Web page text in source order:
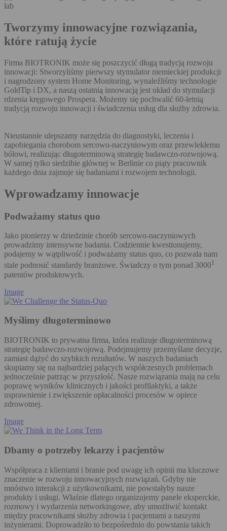
Tworzymy innowacyjne rozwiązania,
które ratują życie
Firma BIOTRONIK może się poszczycić długą tradycją rozwoju
innowacji: Stworzyliśmy pierwszy stymulator niemieckiej produkcji
i nagrodzony system Home Monitoring, wynaleźliśmy technologie
GoldTip i DX, a naszą ostatnią innowacją jest układ do stymulacji
rdzenia kręgowego Prospera. Możemy się pochwalić 60-letnią
tradycją rozwoju innowacji i świadczenia usług dla służby zdrowia.
Nieustannie ulepszamy narzędzia do diagnostyki, leczenia i
zapobiegania chorobom sercowo-naczyniowym oraz przewlekłemu
bólowi, realizując długoterminową strategię badawczo-rozwojową.
W samej tylko siedzibie głównej w Berlinie co piąty pracownik
każdego dnia zajmuje się badaniami i rozwojem technologii.
Wprowadzamy innowacje
Podważamy status quo
Jako pionierzy w dziedzinie chorób sercowo-naczyniowych
prowadzimy intensywne badania. Codziennie kwestionujemy,
podajemy w wątpliwość i podważamy status quo, co pozwala nam
stale podnosić standardy branżowe. Świadczy o tym ponad 30001
patentów produktowych.
Image
Myślimy długoterminowo
BIOTRONIK to prywatna firma, która realizuje długoterminową
strategię badawczo-rozwojową. Podejmujemy przemyślane decyzje,
zamiast dążyć do szybkich rezultatów. W naszych badaniach
skupiamy się na najbardziej palących współczesnych problemach
jednocześnie patrząc w przyszłość. Nasze rozwiązania mają na celu
poprawę wyników klinicznych i jakości profilaktyki, a także
usprawnienie i zwiększenie opłacalności procesów w opiece
zdrowotnej.
Image
Dbamy o potrzeby lekarzy i pacjentów
Współpraca z klientami i branie pod uwagę ich opinii ma kluczowe
znaczenie w rozwoju innowacyjnych rozwiązań. Gdyby nie
mnóstwo interakcji z użytkownikami, nie powstałyby nasze
produkty i usługi. Właśnie dlatego organizujemy panele eksperckie,
rozmowy i wydarzenia networkingowe, aby umożliwić kontakt
między pracownikami służby zdrowia i pacjentami a naszymi
inżynierami. Doprowadziło to bezpośrednio do powstania takich